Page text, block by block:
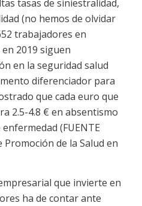
tasas de siniestralidad,
(no hemos de olvidar
trabajadores en
2019 siguen
en la seguridad salud
diferenciador para
que cada euro que
2.5-4.8 € en absentismo
(FUENTE
Promoción de la Salud en
que invierte en
ha de contar ante